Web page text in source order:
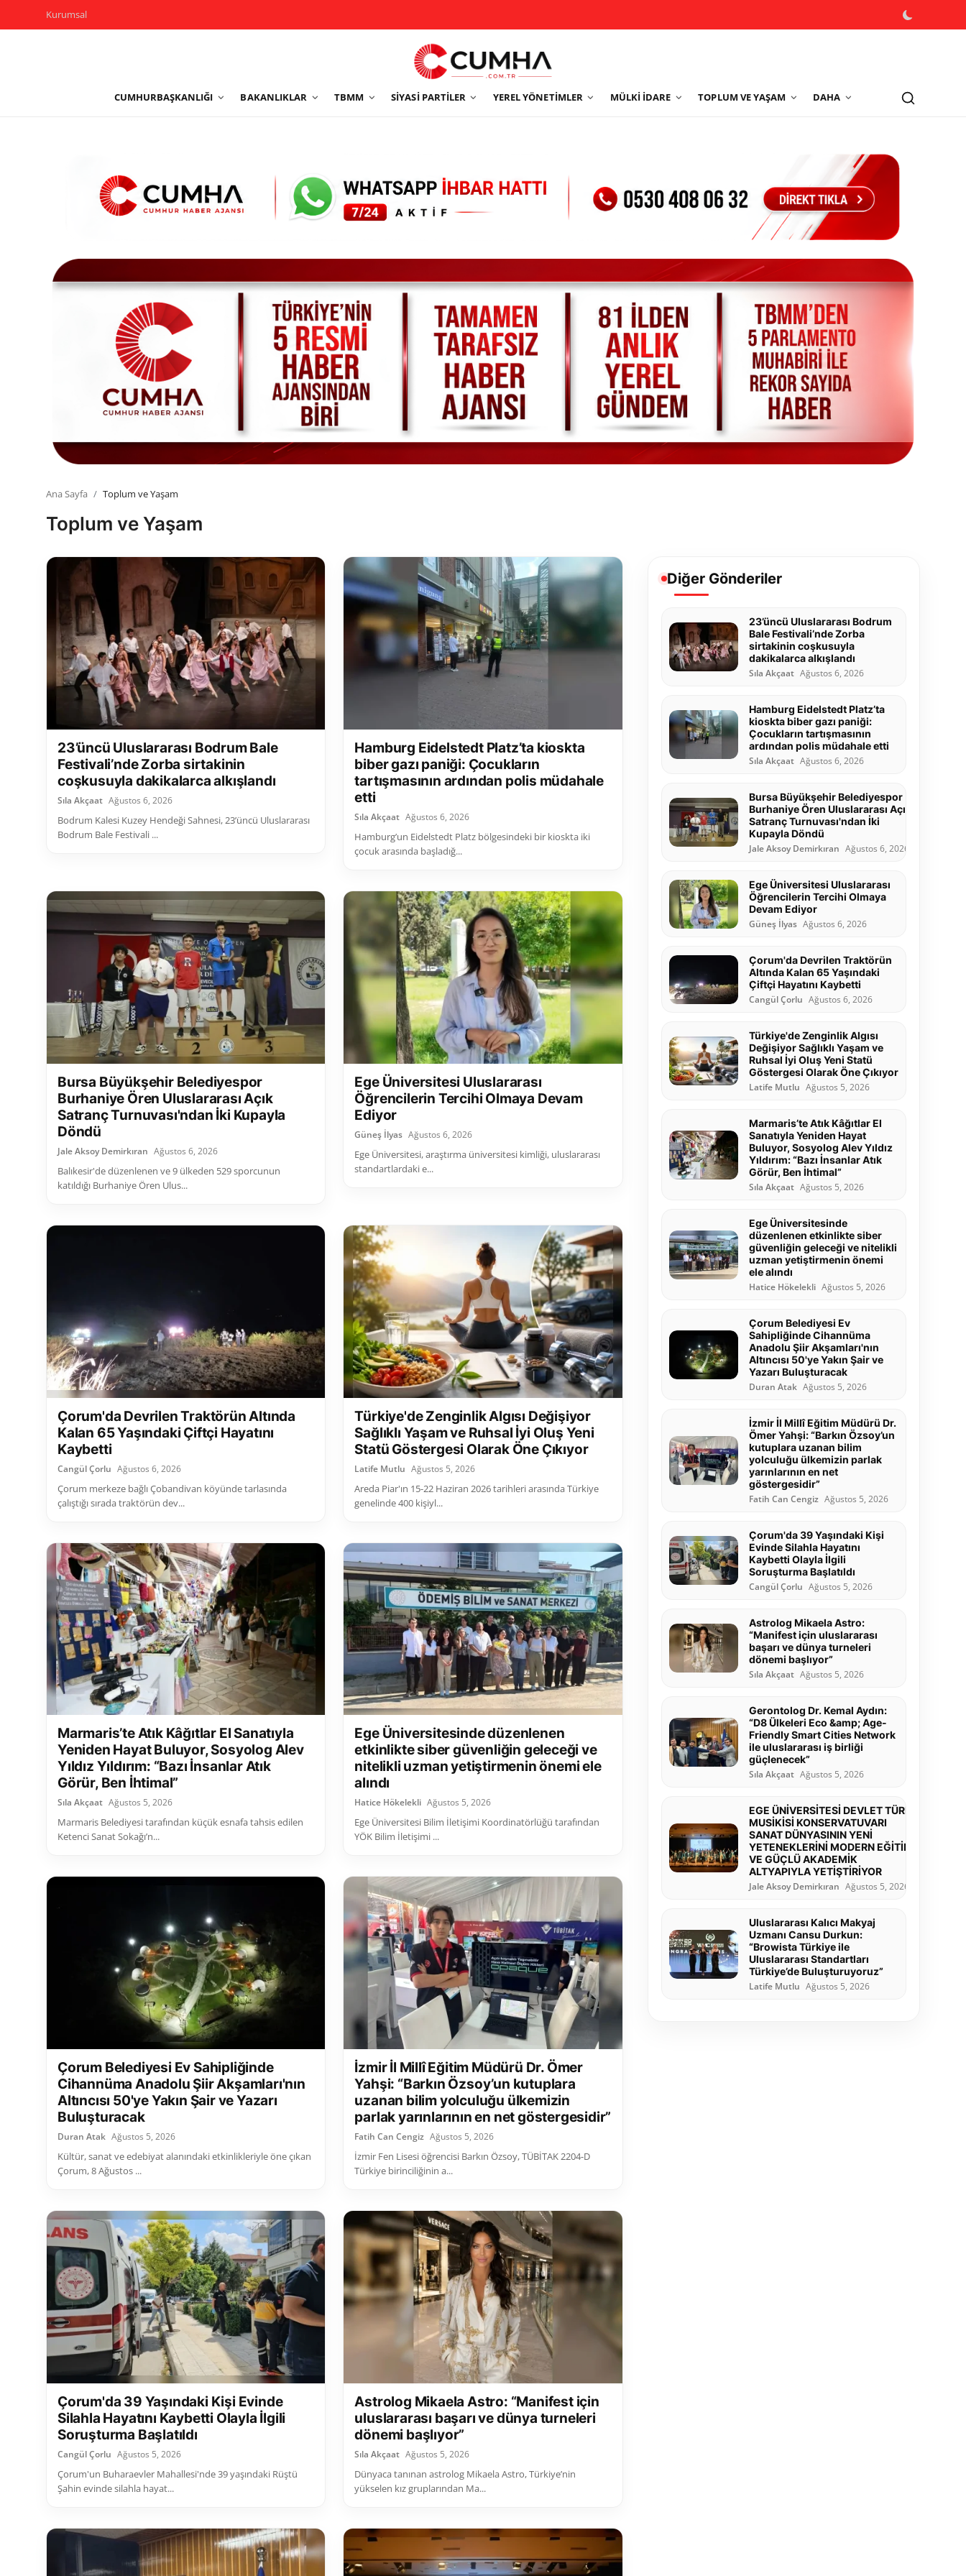
Kurumsal
CUMHURBAŞKANLIĞI BAKANLIKLAR TBMM SIYASI PARTILER YEREL YÖNETIMLER MÜLKI İDARE TOPLUM VE YAŞAM DAHA
Yerel Yönetimler
Sivil Toplum Kuruluşları
Kamu Kurumları ve Üst Kurullar
Resmi Reklamlar
Ana Sayfa Toplum ve Yaşam
Toplum ve Yaşam
23’üncü Uluslararası Bodrum Bale
Festivali’nde Zorba sirtakinin
coşkusuyla dakikalarca alkışlandı
Sıla Akçaat Ağustos 6, 2026
Bodrum Kalesi Kuzey Hendeği Sahnesi, 23’üncü Uluslararası
Bodrum Bale Festivali ...
Hamburg Eidelstedt Platz’ta kioskta
biber gazı paniği: Çocukların
tartışmasının ardından polis müdahale
etti
Sıla Akçaat Ağustos 6, 2026
Hamburg’un Eidelstedt Platz bölgesindeki bir kioskta iki
çocuk arasında başladığ...
Bursa Büyükşehir Belediyespor
Burhaniye Ören Uluslararası Açık
Satranç Turnuvası'ndan İki Kupayla
Döndü
Jale Aksoy Demirkıran Ağustos 6, 2026
Balıkesir'de düzenlenen ve 9 ülkeden 529 sporcunun
katıldığı Burhaniye Ören Ulus...
Ege Üniversitesi Uluslararası
Öğrencilerin Tercihi Olmaya Devam
Ediyor
Güneş İlyas Ağustos 6, 2026
Ege Üniversitesi, araştırma üniversitesi kimliği, uluslararası
standartlardaki e...
Çorum'da Devrilen Traktörün Altında
Kalan 65 Yaşındaki Çiftçi Hayatını
Kaybetti
Cangül Çorlu Ağustos 6, 2026
Çorum merkeze bağlı Çobandivan köyünde tarlasında
çalıştığı sırada traktörün dev...
Türkiye'de Zenginlik Algısı Değişiyor
Sağlıklı Yaşam ve Ruhsal İyi Oluş Yeni
Statü Göstergesi Olarak Öne Çıkıyor
Latife Mutlu Ağustos 5, 2026
Areda Piar'ın 15-22 Haziran 2026 tarihleri arasında Türkiye
genelinde 400 kişiyl...
Marmaris’te Atık Kâğıtlar El Sanatıyla
Yeniden Hayat Buluyor, Sosyolog Alev
Yıldız Yıldırım: “Bazı İnsanlar Atık
Görür, Ben İhtimal”
Sıla Akçaat Ağustos 5, 2026
Marmaris Belediyesi tarafından küçük esnafa tahsis edilen
Ketenci Sanat Sokağı’n...
Ege Üniversitesinde düzenlenen
etkinlikte siber güvenliğin geleceği ve
nitelikli uzman yetiştirmenin önemi ele
alındı
Hatice Hökelekli Ağustos 5, 2026
Ege Üniversitesi Bilim İletişimi Koordinatörlüğü tarafından
YÖK Bilim İletişimi ...
Çorum Belediyesi Ev Sahipliğinde
Cihannüma Anadolu Şiir Akşamları'nın
Altıncısı 50'ye Yakın Şair ve Yazarı
Buluşturacak
Duran Atak Ağustos 5, 2026
Kültür, sanat ve edebiyat alanındaki etkinlikleriyle öne çıkan
Çorum, 8 Ağustos ...
İzmir İl Millî Eğitim Müdürü Dr. Ömer
Yahşi: “Barkın Özsoy’un kutuplara
uzanan bilim yolculuğu ülkemizin
parlak yarınlarının en net göstergesidir”
Fatih Can Cengiz Ağustos 5, 2026
İzmir Fen Lisesi öğrencisi Barkın Özsoy, TÜBİTAK 2204-D
Türkiye birinciliğinin a...
Çorum'da 39 Yaşındaki Kişi Evinde
Silahla Hayatını Kaybetti Olayla İlgili
Soruşturma Başlatıldı
Cangül Çorlu Ağustos 5, 2026
Çorum'un Buharaevler Mahallesi'nde 39 yaşındaki Rüştü
Şahin evinde silahla hayat...
Astrolog Mikaela Astro: “Manifest için
uluslararası başarı ve dünya turneleri
dönemi başlıyor”
Sıla Akçaat Ağustos 5, 2026
Dünyaca tanınan astrolog Mikaela Astro, Türkiye’nin
yükselen kız gruplarından Ma...
Diğer Gönderiler
23’üncü Uluslararası Bodrum
Bale Festivali’nde Zorba
sirtakinin coşkusuyla
dakikalarca alkışlandı
Sıla Akçaat Ağustos 6, 2026
Hamburg Eidelstedt Platz’ta
kioskta biber gazı paniği:
Çocukların tartışmasının
ardından polis müdahale etti
Sıla Akçaat Ağustos 6, 2026
Bursa Büyükşehir Belediyespor
Burhaniye Ören Uluslararası Açık
Satranç Turnuvası'ndan İki
Kupayla Döndü
Jale Aksoy Demirkıran Ağustos 6, 2026
Ege Üniversitesi Uluslararası
Öğrencilerin Tercihi Olmaya
Devam Ediyor
Güneş İlyas Ağustos 6, 2026
Çorum'da Devrilen Traktörün
Altında Kalan 65 Yaşındaki
Çiftçi Hayatını Kaybetti
Cangül Çorlu Ağustos 6, 2026
Türkiye'de Zenginlik Algısı
Değişiyor Sağlıklı Yaşam ve
Ruhsal İyi Oluş Yeni Statü
Göstergesi Olarak Öne Çıkıyor
Latife Mutlu Ağustos 5, 2026
Marmaris’te Atık Kâğıtlar El
Sanatıyla Yeniden Hayat
Buluyor, Sosyolog Alev Yıldız
Yıldırım: “Bazı İnsanlar Atık
Görür, Ben İhtimal”
Sıla Akçaat Ağustos 5, 2026
Ege Üniversitesinde
düzenlenen etkinlikte siber
güvenliğin geleceği ve nitelikli
uzman yetiştirmenin önemi
ele alındı
Hatice Hökelekli Ağustos 5, 2026
Çorum Belediyesi Ev
Sahipliğinde Cihannüma
Anadolu Şiir Akşamları'nın
Altıncısı 50'ye Yakın Şair ve
Yazarı Buluşturacak
Duran Atak Ağustos 5, 2026
İzmir İl Millî Eğitim Müdürü Dr.
Ömer Yahşi: “Barkın Özsoy’un
kutuplara uzanan bilim
yolculuğu ülkemizin parlak
yarınlarının en net
göstergesidir”
Fatih Can Cengiz Ağustos 5, 2026
Çorum'da 39 Yaşındaki Kişi
Evinde Silahla Hayatını
Kaybetti Olayla İlgili
Soruşturma Başlatıldı
Cangül Çorlu Ağustos 5, 2026
Astrolog Mikaela Astro:
“Manifest için uluslararası
başarı ve dünya turneleri
dönemi başlıyor”
Sıla Akçaat Ağustos 5, 2026
Gerontolog Dr. Kemal Aydın:
“D8 Ülkeleri Eco &amp; Age-
Friendly Smart Cities Network
ile uluslararası iş birliği
güçlenecek”
Sıla Akçaat Ağustos 5, 2026
EGE ÜNİVERSİTESİ DEVLET TÜRK
MUSİKİSİ KONSERVATUVARI
SANAT DÜNYASININ YENİ
YETENEKLERİNİ MODERN EĞİTİM
VE GÜÇLÜ AKADEMİK
ALTYAPIYLA YETİŞTİRİYOR
Jale Aksoy Demirkıran Ağustos 5, 2026
Uluslararası Kalıcı Makyaj
Uzmanı Cansu Durkun:
“Browista Türkiye ile
Uluslararası Standartları
Türkiye’de Buluşturuyoruz”
Latife Mutlu Ağustos 5, 2026